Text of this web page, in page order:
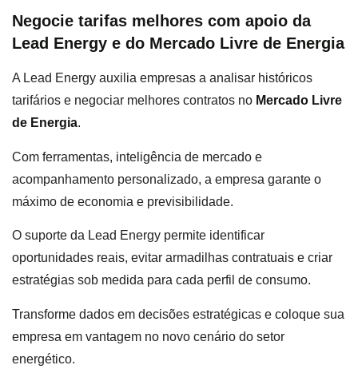
Negocie tarifas melhores com apoio da
Lead Energy e do Mercado Livre de Energia
A Lead Energy auxilia empresas a analisar históricos
tarifários e negociar melhores contratos no Mercado Livre
de Energia.
Com ferramentas, inteligência de mercado e
acompanhamento personalizado, a empresa garante o
máximo de economia e previsibilidade.
O suporte da Lead Energy permite identificar
oportunidades reais, evitar armadilhas contratuais e criar
estratégias sob medida para cada perfil de consumo.
Transforme dados em decisões estratégicas e coloque sua
empresa em vantagem no novo cenário do setor
energético.